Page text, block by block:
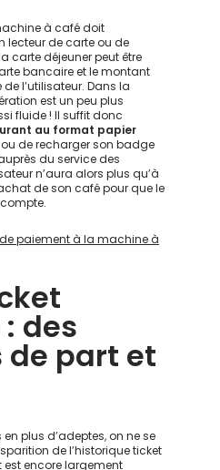
à cafédoit
lecteur de carte ou de
carte déjeuner peut être
bancaire et le montant
l’utilisateur. Dans la
est un peu plus
fluide ! Il suffit donc
au format papier
de recharger son badge
du service des
n’aura alors plus qu’à
de son café pour que le
paiement à la machine à
des
part et
plus d’adeptes, on ne se
de l’historique ticket
est encore largement